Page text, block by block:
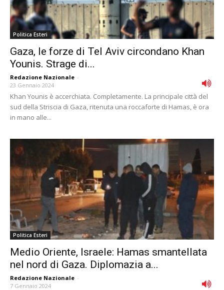
Politica Esteri
Gaza, le forze di Tel Aviv circondano Khan
Younis. Strage di...
Redazione Nazionale -
23 Gennaio 2024
Khan Younis è accerchiata. Completamente. La principale città del
sud della Striscia di Gaza, ritenuta una roccaforte di Hamas, è ora
in mano alle...
Politica Esteri
Medio Oriente, Israele: Hamas smantellata
nel nord di Gaza. Diplomazia a...
Redazione Nazionale -
7 Gennaio 2024